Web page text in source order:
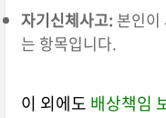
자기신체사고: 본인이
는 항목입니다.
이 외에도 배상책임